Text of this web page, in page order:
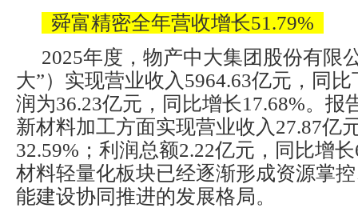
舜富精密全年营收增长51.79%
2025年度，物产中大集团股份有限
大”）实现营业收入5964.63亿元，同
润为36.23亿元，同比增长17.68%。报
新材料加工方面实现营业收入27.87亿
32.59%；利润总额2.22亿元，同比增
材料轻量化板块已经逐渐形成资源掌
能建设协同推进的发展格局。